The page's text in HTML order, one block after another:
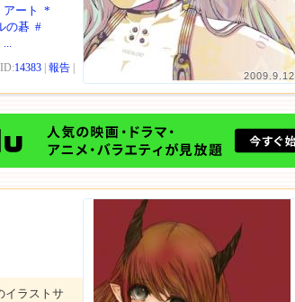
2009.9.12
ート
*
の碁 #
...
14383 報告
イラストサ